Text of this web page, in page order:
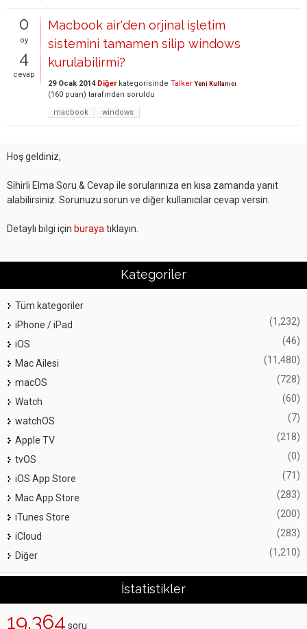
0
oy
4
cevap
Macbook air'den orjinal işletim
sistemini tamamen silip windows
kurulabilirmi?
29 Ocak 2014 Diğerkategorisinde Talker Yeni Kullanıcı
(160 puan) tarafından soruldu
macbook
windows
Hoş geldiniz,
Sihirli Elma Soru & Cevap ile sorularınıza en kısa zamanda yanıt
alabilirsiniz. Sorunuzu sorun ve diğer kullanıcılar cevap versin.
Detaylı bilgi için buraya tıklayın.
Kategoriler
Tüm kategoriler
iPhone / iPad
(1,232)
iOS (46)
Mac Ailesi (11,480)
macOS (728)
Watch (60)
watchOS (7)
Apple TV (218)
tvOS (0)
iOS App Store (71)
Mac App Store (283)
iTunes Store (200)
iCloud (283)
Diğer (1,210)
İstatistikler
19,364 soru